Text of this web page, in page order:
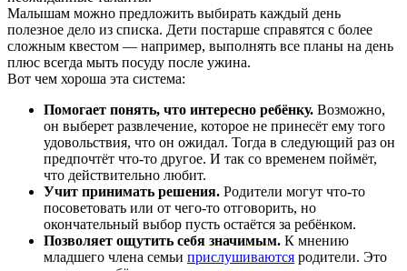
Малышам можно предложить выбирать каждый день
полезное дело из списка. Дети постарше справятся с более
сложным квестом — например, выполнять все планы на день
плюс всегда мыть посуду после ужина.
Вот чем хороша эта система:
Помогает понять, что интересно ребёнку. Возможно,
он выберет развлечение, которое не принесёт ему того
удовольствия, что он ожидал. Тогда в следующий раз он
предпочтёт что-то другое. И так со временем поймёт,
что действительно любит.
Учит принимать решения. Родители могут что-то
посоветовать или от чего-то отговорить, но
окончательный выбор пусть остаётся за ребёнком.
Позволяет ощутить себя значимым. К мнению
младшего члена семьи прислушиваются родители. Это